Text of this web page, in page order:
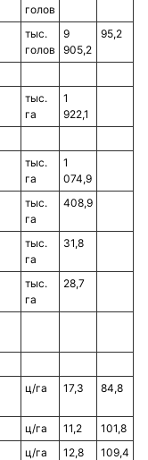
голов
тыс.
голов
9
905,2
95,2
тыс.
га
1
922,1
тыс.
га
1
074,9
тыс.
га
408,9
тыс.
га
31,8
тыс.
га
28,7
ц/га 17,3 84,8
ц/га 11,2
101,8
ц/га 12,8
109,4